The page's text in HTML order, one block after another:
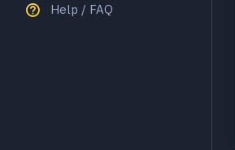
Help / FAQ